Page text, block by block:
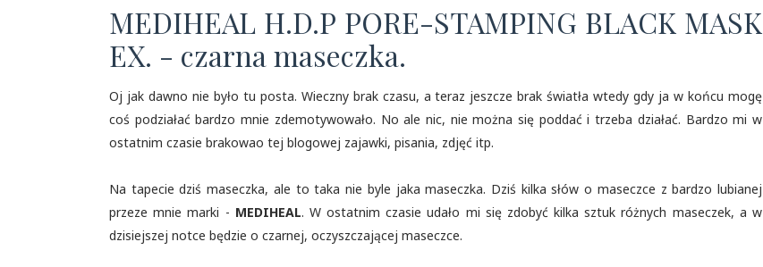
MEDIHEAL H.D.P PORE-STAMPING BLACK MASK
EX. - czarna maseczka.
Oj jak dawno nie było tu posta. Wieczny brak czasu, a teraz jeszcze brak światła wtedy gdy ja w końcu mogę
coś podziałać bardzo mnie zdemotywowało. No ale nic, nie można się poddać i trzeba działać. Bardzo mi w
ostatnim czasie brakowao tej blogowej zajawki, pisania, zdjęć itp.
Na tapecie dziś maseczka, ale to taka nie byle jaka maseczka. Dziś kilka słów o maseczce z bardzo lubianej
przeze mnie marki - MEDIHEAL. W ostatnim czasie udało mi się zdobyć kilka sztuk różnych maseczek, a w
dzisiejszej notce będzie o czarnej, oczyszczającej maseczce.